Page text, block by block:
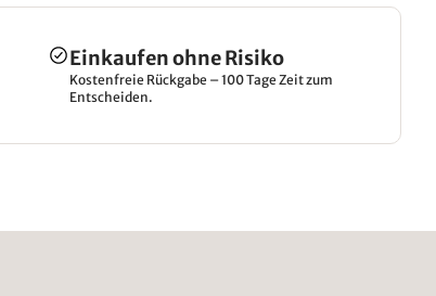
Einkaufen ohne Risiko
Kostenfreie Rückgabe – 100 Tage Zeit zum
Entscheiden.